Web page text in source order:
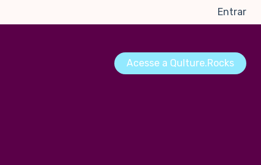
Entrar
Acesse a Qulture.Rocks